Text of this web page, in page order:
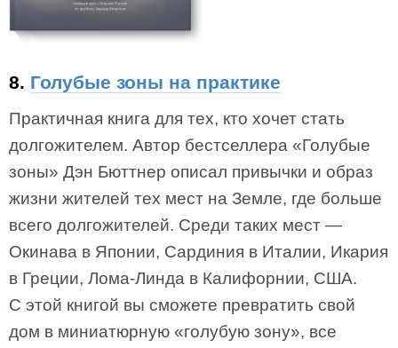
8. Голубые зоны на практике
Практичная книга для тех, кто хочет стать
долгожителем. Автор бестселлера «Голубые
зоны» Дэн Бюттнер описал привычки и образ
жизни жителей тех мест на Земле, где больше
всего долгожителей. Среди таких мест —
Окинава в Японии, Сардиния в Италии, Икария
в Греции, Лома-Линда в Калифорнии, США.
С этой книгой вы сможете превратить свой
дом в миниатюрную «голубую зону», все